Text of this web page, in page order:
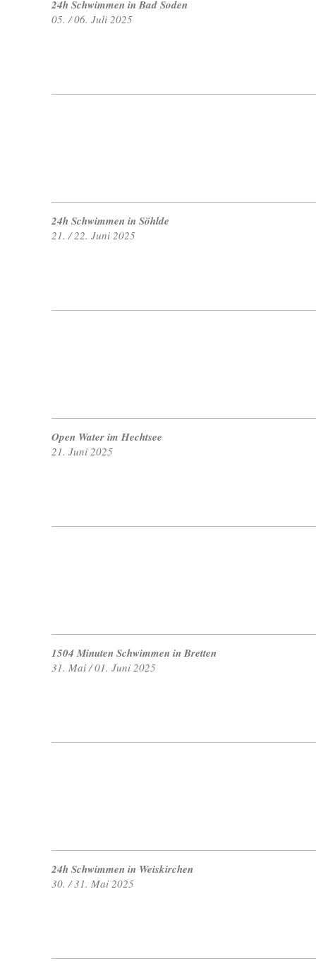
24h Schwimmen in Bad Soden
05. / 06. Juli 2025
24h Schwimmen in Söhlde
21. / 22. Juni 2025
Open Water im Hechtsee
21. Juni 2025
1504 Minuten Schwimmen in Bretten
31. Mai / 01. Juni 2025
24h Schwimmen in Weiskirchen
30. / 31. Mai 2025